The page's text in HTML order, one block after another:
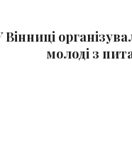
Вінниці
молоді з